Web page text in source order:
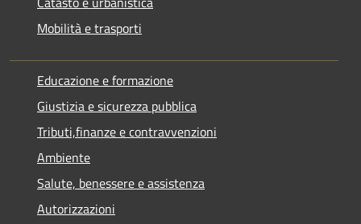
Mobilità e trasporti
Educazione e formazione
Giustizia e sicurezza pubblica
Tributi,finanze e contravvenzioni
Ambiente
Salute, benessere e assistenza
Autorizzazioni